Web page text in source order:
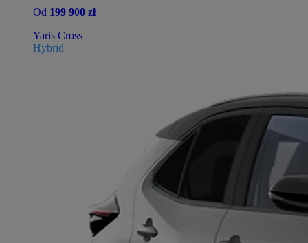
Od 199 900 zł
Yaris Cross
Hybrid